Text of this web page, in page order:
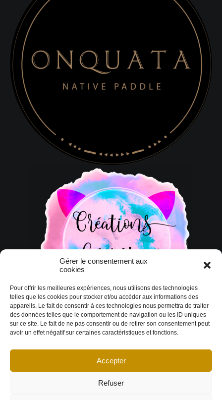
Gérer le consentement aux
cookies
Pour offrir les meilleures expériences, nous utilisons des technologies
telles que les cookies pour stocker et/ou accéder aux informations des
appareils. Le fait de consentir à ces technologies nous permettra de traiter
des données telles que le comportement de navigation ou les ID uniques
sur ce site. Le fait de ne pas consentir ou de retirer son consentement peut
avoir un effet négatif sur certaines caractéristiques et fonctions.
Accepter
Refuser
© Copyright 2026 DESIGN EXTÉRIEUR | Tous droits réservés.
conditions|Politique de cookies Déclaration de confidentialité|Imprint|
Avertissement